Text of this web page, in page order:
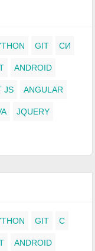
GIT СИ
ANDROID
JS ANGULAR
JQUERY
GIT C
ANDROID